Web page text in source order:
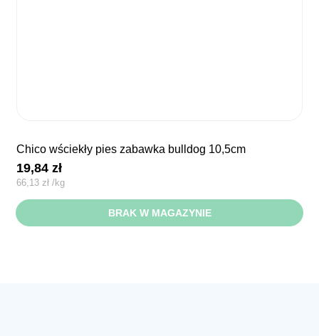
chico wściekły pies zabawka bulldog 10,5cm
19,84zł
66,13zł /kg
BRAK W MAGAZYNIE